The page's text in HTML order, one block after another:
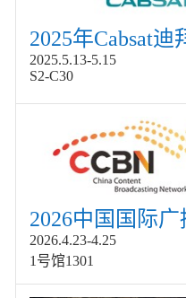
2025.5.13-5.15
S2-C30
2026.4.23-4.25
1号馆1301